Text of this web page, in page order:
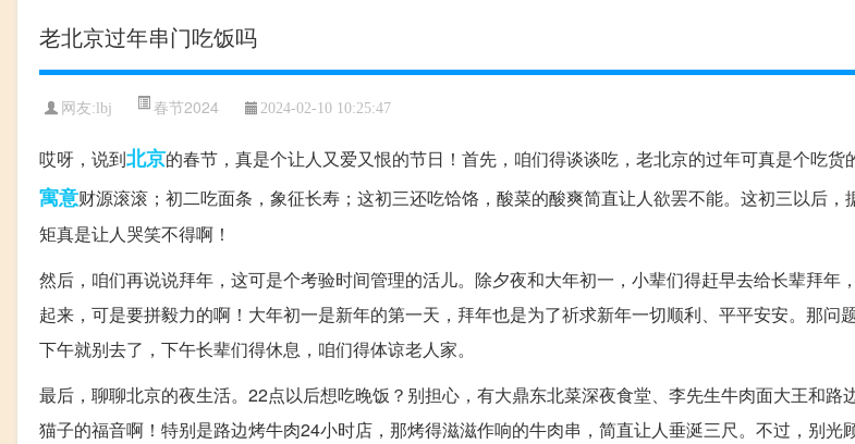
老北京过年串门吃饭吗
网友: lbj 春节2024 2024-02-10 10:25:47
哎呀，说到北京的春节，真是个让人又爱又恨的节日！首先，咱们得谈谈吃，老北京的过年可真是个吃货
寓意财源滚滚；初二吃面条，象征长寿；这初三还吃饸饹，酸菜的酸爽简直让人欲罢不能。这初三以后，
矩真是让人哭笑不得啊！
然后，咱们再说说拜年，这可是个考验时间管理的活儿。除夕夜和大年初一，小辈们得赶早去给长辈拜年
起来，可是要拼毅力的啊！大年初一是新年的第一天，拜年也是为了祈求新年一切顺利、平平安安。那问
下午就别去了，下午长辈们得休息，咱们得体谅老人家。
最后，聊聊北京的夜生活。22点以后想吃晚饭？别担心，有大鼎东北菜深夜食堂、李先生牛肉面大王和路
猫子的福音啊！特别是路边烤牛肉24小时店，那烤得滋滋作响的牛肉串，简直让人垂涎三尺。不过，别光